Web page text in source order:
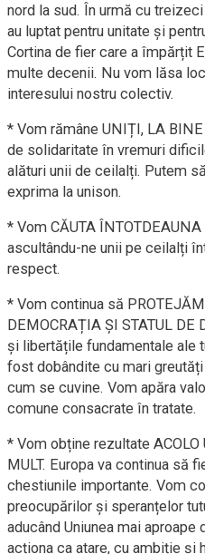
nord la sud. În urmă cu
au luptat pentru unitate și
Cortina de fier care a împărțit
multe decenii. Nu vom lăsa
interesului nostru colectiv.
* Vom rămâne UNIȚI, LA
de solidaritate în vremuri
alături unii de ceilalți. Putem
exprima la unison.
* Vom CĂUTA
ascultându-ne unii pe ceilalți
respect.
* Vom continua să
DEMOCRAȚIA ȘI STATUL DE
și libertățile fundamentale ale
fost dobândite cu mari greutăți
cum se cuvine. Vom apăra
comune consacrate în tratate.
* Vom obține rezultate
MULT. Europa va continua să
chestiunile importante. Vom
preocupărilor și speranțelor
aducând Uniunea mai aproape
acționa ca atare, cu ambiție și